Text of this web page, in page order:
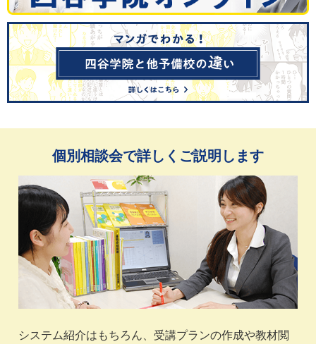
個別相談会で詳しくご説明します
システム紹介はもちろん、受講プランの作成や教材閲